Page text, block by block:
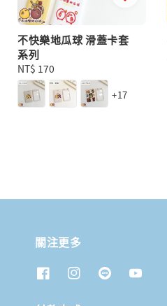
不快樂地瓜球 滑蓋卡套
系列
Regular
price
NT$ 170
+17
關注更多